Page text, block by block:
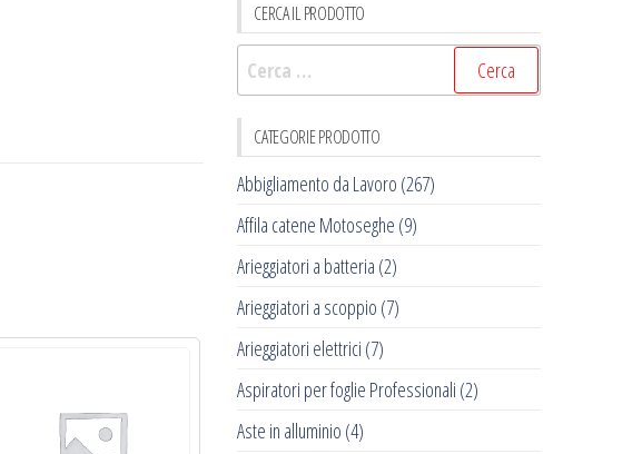
CERCA IL PRODOTTO
Ricerca
per:
CATEGORIE PRODOTTO
Abbigliamento da Lavoro (267)
Affila catene Motoseghe (9)
Arieggiatori a batteria (2)
Arieggiatori a scoppio (7)
Arieggiatori elettrici (7)
Aspiratori per foglie Professionali (2)
Aste in alluminio (4)